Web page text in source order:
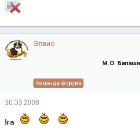
Элвис
М.О.
Команда форума
30.03.2008
Ira